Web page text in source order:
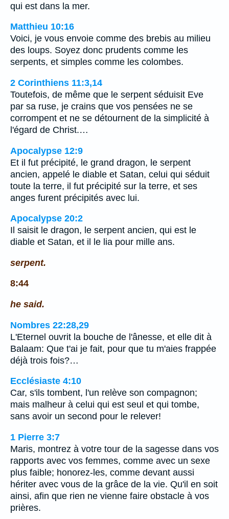
qui est dans la mer.
Matthieu 10:16
Voici, je vous envoie comme des brebis au milieu
des loups. Soyez donc prudents comme les
serpents, et simples comme les colombes.
2 Corinthiens 11:3,14
Toutefois, de même que le serpent séduisit Eve
par sa ruse, je crains que vos pensées ne se
corrompent et ne se détournent de la simplicité à
l'égard de Christ.…
Apocalypse 12:9
Et il fut précipité, le grand dragon, le serpent
ancien, appelé le diable et Satan, celui qui séduit
toute la terre, il fut précipité sur la terre, et ses
anges furent précipités avec lui.
Apocalypse 20:2
Il saisit le dragon, le serpent ancien, qui est le
diable et Satan, et il le lia pour mille ans.
serpent.
8:44
he said.
Nombres 22:28,29
L'Eternel ouvrit la bouche de l'ânesse, et elle dit à
Balaam: Que t'ai je fait, pour que tu m'aies frappée
déjà trois fois?…
Ecclésiaste 4:10
Car, s'ils tombent, l'un relève son compagnon;
mais malheur à celui qui est seul et qui tombe,
sans avoir un second pour le relever!
1 Pierre 3:7
Maris, montrez à votre tour de la sagesse dans vos
rapports avec vos femmes, comme avec un sexe
plus faible; honorez-les, comme devant aussi
hériter avec vous de la grâce de la vie. Qu'il en soit
ainsi, afin que rien ne vienne faire obstacle à vos
prières.